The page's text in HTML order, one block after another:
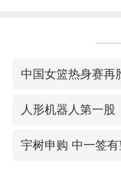
人形机器人第一股